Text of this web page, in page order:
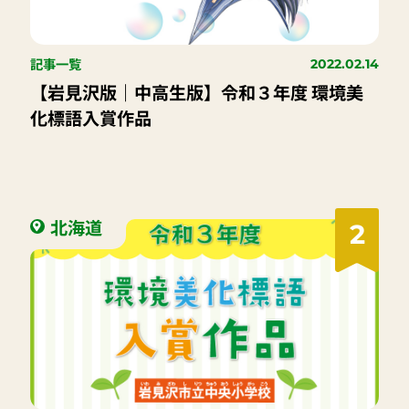
記事一覧 2022.02.14
【岩見沢版｜中高生版】令和３年度 環境美
化標語入賞作品
2
北海道